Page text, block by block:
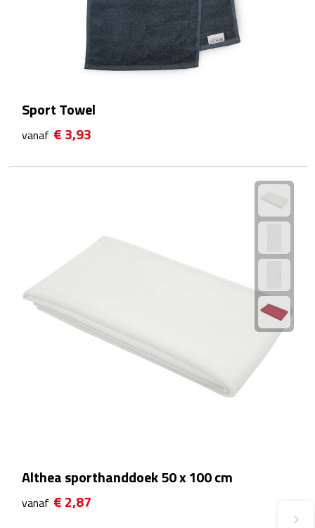
Fiets reparatiesets
Zadelhoezen
Drinkbekers
Bekers
Bidons
Opvouwbare drinkfles
Sport Towel
vanaf € 3,93
Althea sporthanddoek 50 x 100 cm
vanaf € 2,87